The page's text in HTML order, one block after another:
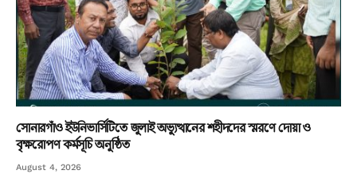
সোনারগাঁও ইউনিভার্সিটিতে জুলাই অভ্যুত্থানের শহীদদের স্মরণে দোয়া ও
বৃক্ষরোপণ কর্মসূচি অনুষ্ঠিত
August 4, 2026